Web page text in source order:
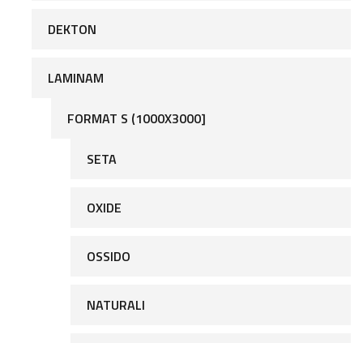
DEKTON
LAMINAM
FORMAT S (1000X3000]
SETA
OXIDE
OSSIDO
NATURALI